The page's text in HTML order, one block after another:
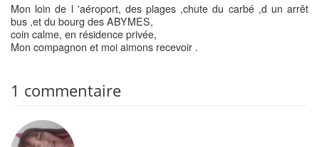
Mon loin de l 'aéroport, des plages ,chute du carbé ,d un arrêt
bus ,et du bourg des ABYMES,
coin calme, en résidence privée,
Mon compagnon et moi aimons recevoir .
1 commentaire